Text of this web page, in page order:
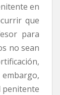
en
que
para
no sean
penitente